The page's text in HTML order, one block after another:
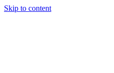
Skip to content